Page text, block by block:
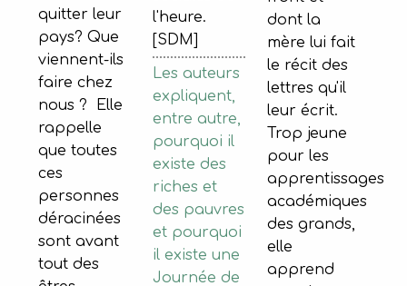
quitter leur
pays? Que
viennent-ils
faire chez
nous ? Elle
rappelle
que toutes
ces
personnes
déracinées
sont avant
tout des
l'heure.
[SDM]
Les auteurs
expliquent,
entre autre,
pourquoi il
existe des
riches et
des pauvres
et pourquoi
il existe une
Journée de
dont la
mère lui fait
le récit des
lettres qu'il
leur écrit.
Trop jeune
pour les
apprentissages
académiques
des grands,
elle
apprend